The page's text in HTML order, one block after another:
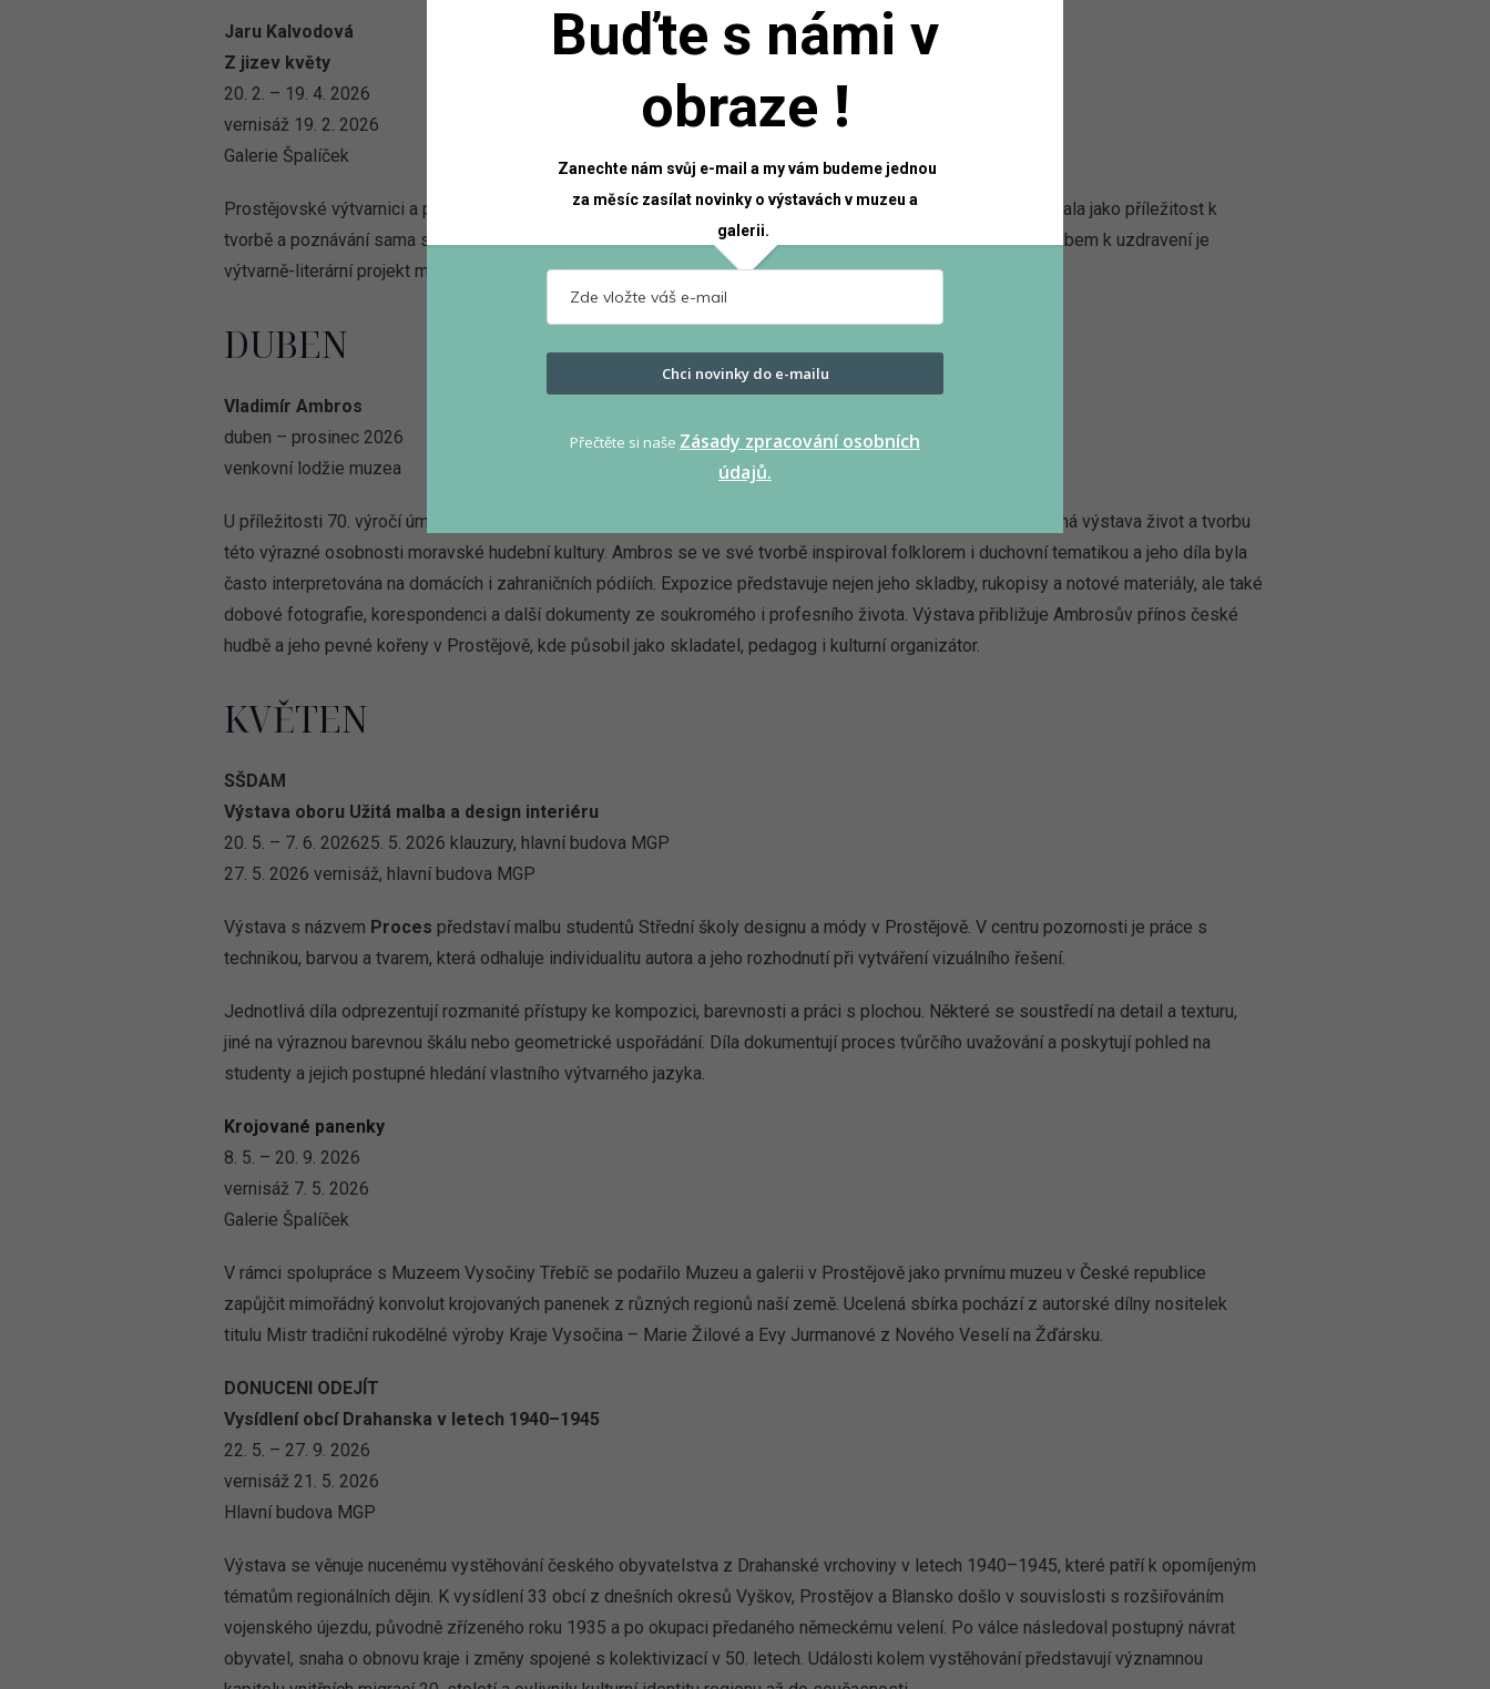
Jaru Kalvodová
Z jizev květy
20. 2. – 19. 4. 2026
vernisáž 19. 2. 2026
Galerie Špalíček
Prostějovské výtvarnici a pedagožce Jarmile Kalvodové do života vstoupila nemoc. Čas potřebný k léčbě pojala jako příležitost k
tvorbě a poznávání sama sebe skrze malbu, automatickou kresbu a deníkové zápisy. Štětcem, psaním a pohybem k uzdravení je
výtvarně-literární projekt mapující každodennost onkologické léčby karcinomu prsu.
DUBEN
Vladimír Ambros
duben – prosinec 2026
venkovní lodžie muzea
U příležitosti 70. výročí úmrtí prostějovského hudebního skladatele Vladimíra Ambrose (1890–1956) připomíná výstava život a tvorbu
této výrazné osobnosti moravské hudební kultury. Ambros se ve své tvorbě inspiroval folklorem i duchovní tematikou a jeho díla byla
často interpretována na domácích i zahraničních pódiích. Expozice představuje nejen jeho skladby, rukopisy a notové materiály, ale také
dobové fotografie, korespondenci a další dokumenty ze soukromého i profesního života. Výstava přibližuje Ambrosův přínos české
hudbě a jeho pevné kořeny v Prostějově, kde působil jako skladatel, pedagog i kulturní organizátor.
KVĚTEN
SŠDAM
Výstava oboru Užitá malba a design interiéru
20. 5. – 7. 6. 202625. 5. 2026 klauzury, hlavní budova MGP
27. 5. 2026 vernisáž, hlavní budova MGP
Výstava s názvem Proces představí malbu studentů Střední školy designu a módy v Prostějově. V centru pozornosti je práce s
technikou, barvou a tvarem, která odhaluje individualitu autora a jeho rozhodnutí při vytváření vizuálního řešení.
Jednotlivá díla odprezentují rozmanité přístupy ke kompozici, barevnosti a práci s plochou. Některé se soustředí na detail a texturu,
jiné na výraznou barevnou škálu nebo geometrické uspořádání. Díla dokumentují proces tvůrčího uvažování a poskytují pohled na
studenty a jejich postupné hledání vlastního výtvarného jazyka.
Krojované panenky
8. 5. – 20. 9. 2026
vernisáž 7. 5. 2026
Galerie Špalíček
V rámci spolupráce s Muzeem Vysočiny Třebíč se podařilo Muzeu a galerii v Prostějově jako prvnímu muzeu v České republice
zapůjčit mimořádný konvolut krojovaných panenek z různých regionů naší země. Ucelená sbírka pochází z autorské dílny nositelek
titulu Mistr tradiční rukodělné výroby Kraje Vysočina – Marie Žilové a Evy Jurmanové z Nového Veselí na Žďársku.
DONUCENI ODEJÍT
Vysídlení obcí Drahanska v letech 1940–1945
22. 5. – 27. 9. 2026
vernisáž 21. 5. 2026
Hlavní budova MGP
Výstava se věnuje nucenému vystěhování českého obyvatelstva z Drahanské vrchoviny v letech 1940–1945, které patří k opomíjeným
tématům regionálních dějin. K vysídlení 33 obcí z dnešních okresů Vyškov, Prostějov a Blansko došlo v souvislosti s rozšiřováním
vojenského újezdu, původně zřízeného roku 1935 a po okupaci předaného německému velení. Po válce následoval postupný návrat
obyvatel, snaha o obnovu kraje i změny spojené s kolektivizací v 50. letech. Události kolem vystěhování představují významnou
Buďte s námi v
obraze !
Zanechte nám svůj e-mail a my vám budeme jednou
za měsíc zasílat novinky o výstavách v muzeu a
galerii.
Chci novinky do e-mailu
Přečtěte si naše Zásady zpracování osobních
údajů.